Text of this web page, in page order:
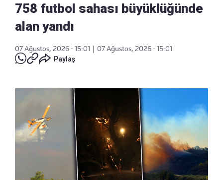
758 futbol sahası büyüklüğünde
alan yandı
07 Ağustos, 2026 - 15:01
07 Ağustos, 2026 - 15:01
Paylaş